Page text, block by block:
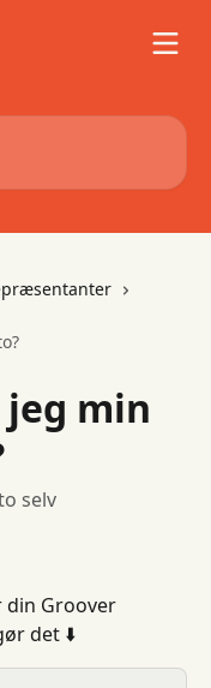
min
selv
din Groover
det ⬇️